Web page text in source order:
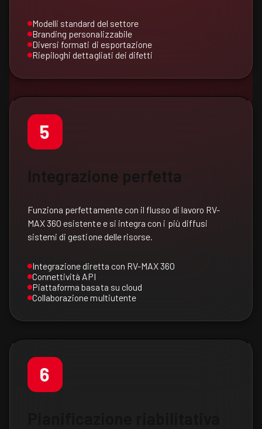
Modelli standard del settore
Branding personalizzabile
Diversi formati di esportazione
Riepiloghi dettagliati dei difetti
5
Integrazione perfetta
Funziona perfettamente con il flusso di lavoro RV-
MAX 360 esistente e si integra con i più diffusi
sistemi di gestione delle risorse.
Integrazione diretta con RV-MAX 360
Connettività API
Piattaforma basata su cloud
Collaborazione multiutente
6